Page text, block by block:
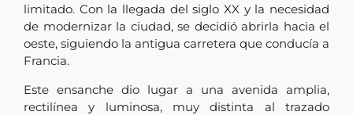
limitado. Con la llegada del siglo XX y la necesidad
de modernizar la ciudad, se decidió abrirla hacia el
oeste, siguiendo la antigua carretera que conducía a
Francia.
Este ensanche dio lugar a una avenida amplia,
rectilínea y luminosa, muy distinta al trazado